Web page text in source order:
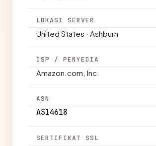
LOKASI SERVER
United States · Ashburn
ISP / PENYEDIA
Amazon.com, Inc.
ASN
AS14618
SERTIFIKAT SSL